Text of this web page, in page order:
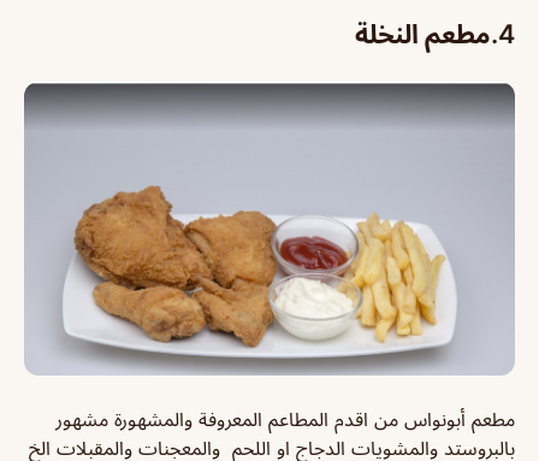
4.مطعم النخلة
مطعم أبونواس من اقدم المطاعم المعروفة والمشهورة مشهور
بالبروستد والمشويات الدجاج او اللحم والمعجنات والمقبلات الخ